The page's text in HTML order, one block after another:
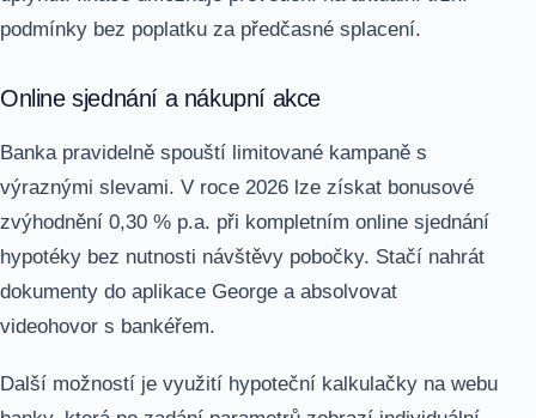
podmínky bez poplatku za předčasné splacení.
Online sjednání a nákupní akce
Banka pravidelně spouští limitované kampaně s
výraznými slevami. V roce 2026 lze získat bonusové
zvýhodnění 0,30 % p.a. při kompletním online sjednání
hypotéky bez nutnosti návštěvy pobočky. Stačí nahrát
dokumenty do aplikace George a absolvovat
videohovor s bankéřem.
Další možností je využití hypoteční kalkulačky na webu